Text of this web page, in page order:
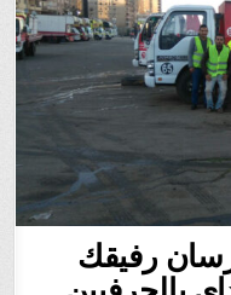
رفيقك